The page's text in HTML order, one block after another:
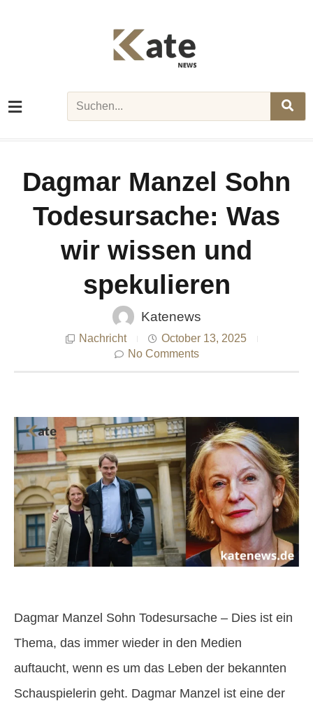
Dagmar Manzel Sohn
Todesursache: Was
wir wissen und
spekulieren
Katenews
Nachricht
October 13, 2025
No Comments
Dagmar Manzel Sohn Todesursache – Dies ist ein
Thema, das immer wieder in den Medien
auftaucht, wenn es um das Leben der bekannten
Schauspielerin geht. Dagmar Manzel ist eine der